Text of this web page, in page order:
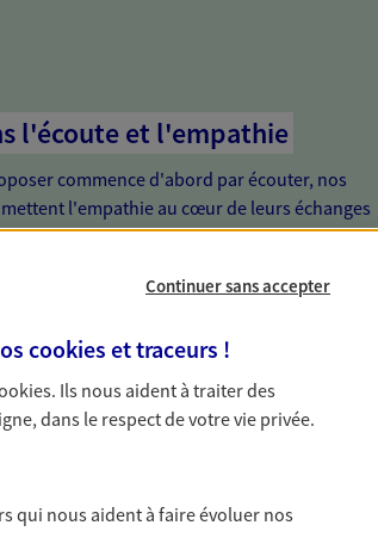
l'écoute et l'empathie
commence d'abord par écouter, nos
l'empathie au cœur de leurs échanges
vos besoins et mieux vous soutenir
et Protection
Continuer sans accepter
cookies et traceurs !
. Ils nous aident à traiter des
dans le respect de votre vie privée.
qui nous aident à faire évoluer nos